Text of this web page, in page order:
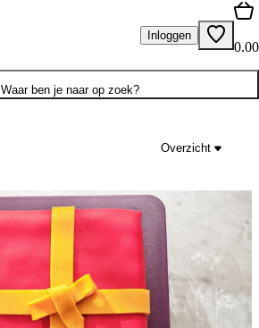
Inloggen
0.00
Waar ben je naar op zoek?
Overzicht